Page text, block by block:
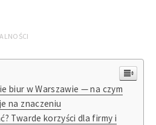
biur w Warszawie — na czym
na znaczeniu
Twarde korzyści dla firmy i